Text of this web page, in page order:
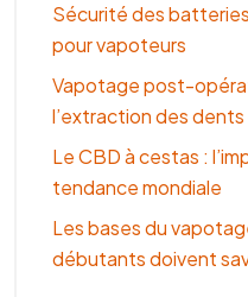
Sécurité des
pour vapoteurs
Vapotage post-
l’extraction des
Le CBD à cestas :
tendance mondiale
Les bases du
débutants doivent